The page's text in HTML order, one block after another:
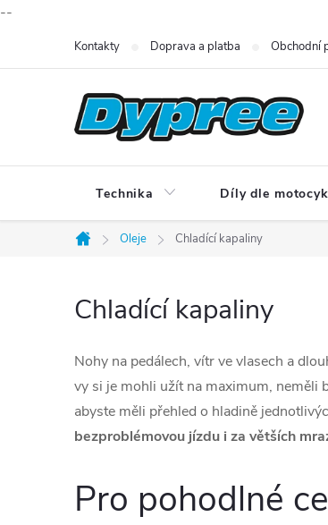
--
Kontakty Doprava a platba Obchodní
Technika Díly dle
Domů
Oleje Chladící kapaliny
Chladící kapaliny
Nohy na pedálech, vítr ve vlasech a
vy si je mohli užít na maximum, neměli
abyste měli přehled o hladině
bezproblémovou jízdu i za větších
Pro pohodlné